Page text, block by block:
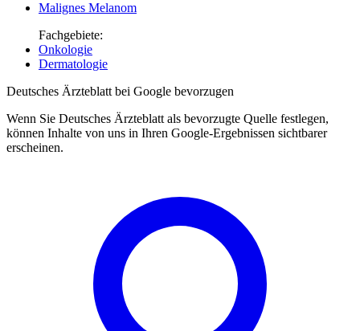
Malignes Melanom
Fachgebiete:
Onkologie
Dermatologie
Deutsches Ärzteblatt bei Google bevorzugen
Wenn Sie Deutsches Ärzteblatt als bevorzugte Quelle festlegen,
können Inhalte von uns in Ihren Google-Ergebnissen sichtbarer
erscheinen.